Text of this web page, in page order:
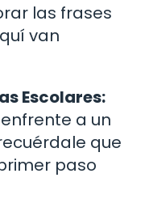
las frases
van
Escolares:
a un
que
paso